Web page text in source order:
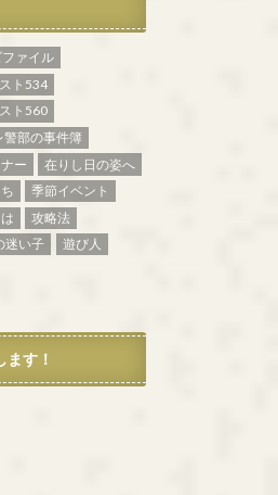
ァイル
ト534
ト560
警部の事件簿
ー
在りし日の姿へ
季節イベント
攻略法
迷い子
遊び人
す！